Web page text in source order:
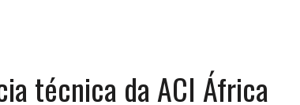
EM OUTUBROtécnica da ACI África